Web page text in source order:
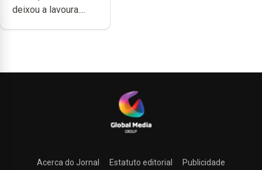
deixou a lavoura....
Acerca do Jornal Estatuto editorial Publicidade